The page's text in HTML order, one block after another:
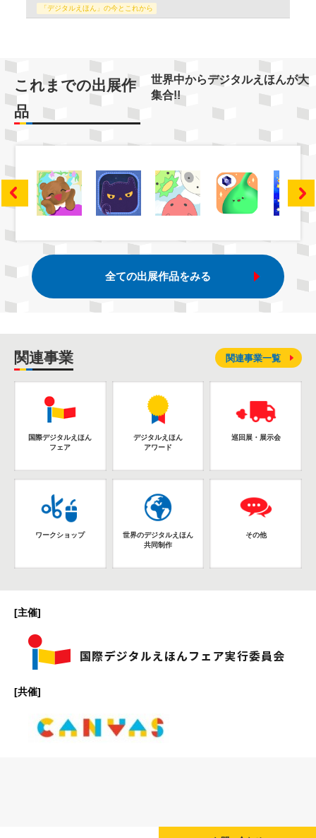
「デジタルえほん」の今とこれから
これまでの出展作
品
世界中からデジタルえほんが大
集合!!
全ての出展作品をみる
関連事業
国際デジタルえほん
フェア
デジタルえほん
アワード
巡回展・展示会
ワークショップ
世界のデジタルえほん
共同制作
その他
関連事業一覧
[主催]
[共催]